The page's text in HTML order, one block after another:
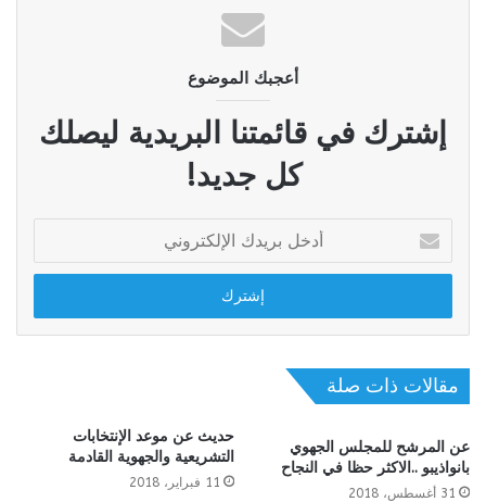
أعجبك الموضوع
إشترك في قائمتنا البريدية ليصلك
كل جديد!
بريدك
الإلكتروني
مقالات ذات صلة
عن المرشح للمجلس الجهوي
بانواذيبو ..الاكثر حظا في النجاح
31 أغسطس، 2018
حديث عن موعد الإنتخابات
التشريعية والجهوية القادمة
11 فبراير، 2018